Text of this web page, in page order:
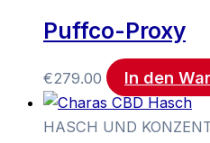
Puffco-Proxy
€279.00 In den
HASCH UND